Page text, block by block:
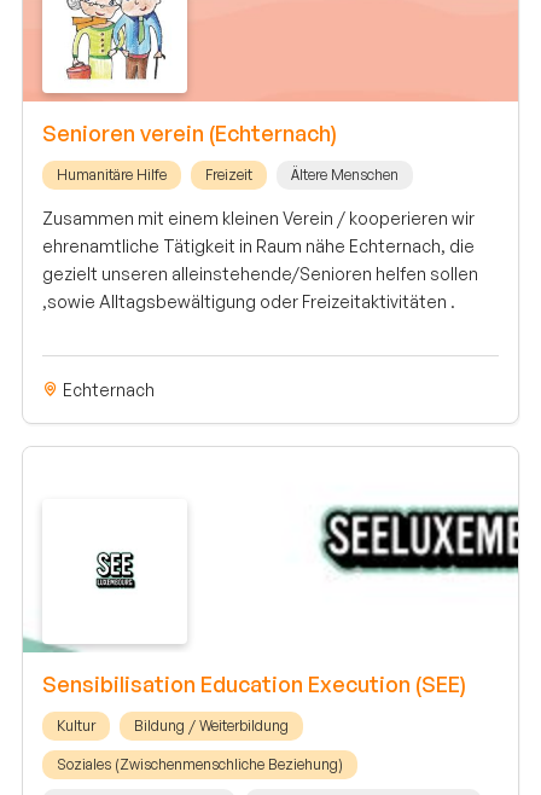
Senioren verein (Echternach)
Humanitäre Hilfe Freizeit Ältere Menschen
Zusammen mit einem kleinen Verein / kooperieren wir
ehrenamtliche Tätigkeit in Raum nähe Echternach, die
gezielt unseren alleinstehende/Senioren helfen sollen
,sowie Alltagsbewältigung oder Freizeitaktivitäten .
Echternach
Sensibilisation Education Execution (SEE)
Kultur Bildung / Weiterbildung
Soziales (Zwischenmenschliche Beziehung)